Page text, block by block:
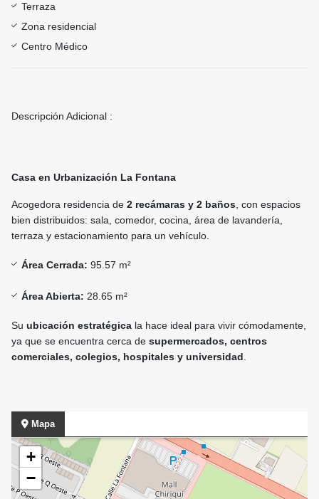
Terraza
Zona residencial
Centro Médico
Descripción Adicional :
Casa en Urbanización La Fontana
Acogedora residencia de 2 recámaras y 2 baños , con espacios
bien distribuidos: sala, comedor, cocina, área de lavandería,
terraza y estacionamiento para un vehículo.
Área Cerrada: 95.57 m²
Área Abierta: 28.65 m²
Su ubicación estratégica la hace ideal para vivir cómodamente,
ya que se encuentra cerca de supermercados, centros
comerciales, colegios, hospitales y universidad
Mapa
+
−